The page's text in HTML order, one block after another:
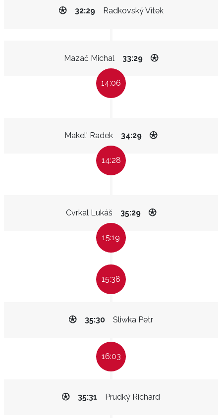
Radkovský Vítek
32:29
Mazač Michal 33:29
14:06
Makel' Radek 34:29
14:28
Cvrkal Lukáš 35:29
15:19
15:38
Sliwka Petr
35:30
16:03
Prudký Richard
35:31